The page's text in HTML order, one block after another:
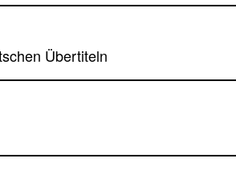
Übertiteln